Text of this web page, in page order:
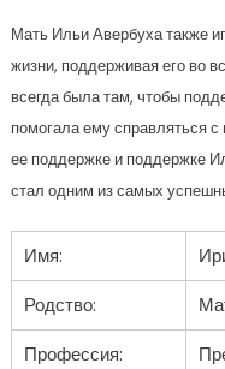
Мать Ильи Авербуха также
жизни, поддерживая его во
всегда была там, чтобы
помогала ему справляться
ее поддержке и поддержке
стал одним из самых
Имя:
Родство:
Профессия: